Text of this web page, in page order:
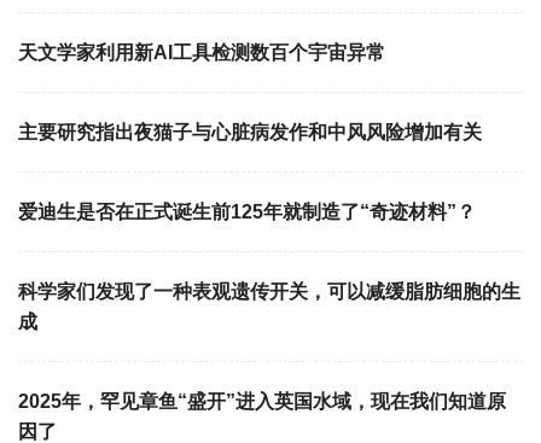
天文学家利用新AI工具检测数百个宇宙异常
主要研究指出夜猫子与心脏病发作和中风风险增加有关
爱迪生是否在正式诞生前125年就制造了“奇迹材料”？
科学家们发现了一种表观遗传开关，可以减缓脂肪细胞的生
成
2025年，罕见章鱼“盛开”进入英国水域，现在我们知道原
因了